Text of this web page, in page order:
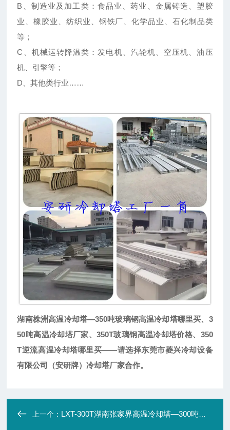
B、制造业及加工类：食品业、药业、金属铸造、塑胶
业、橡胶业、纺织业、钢铁厂、化学品业、石化制品类
等；
C、机械运转降温类：发电机、汽轮机、空压机、油压
机、引擎等；
D、其他类行业……
湖南株洲高温冷却塔—350吨玻璃钢高温冷却塔哪里买、3
50吨高温冷却塔厂家、350T玻璃钢高温冷却塔价格、350
T逆流高温冷却塔哪里买——请选择东莞市菱兴冷却设备
有限公司（安研牌）冷却塔厂家合作。
上一个： LXT-300T湖南张家界高温冷却塔—300吨玻璃钢高温冷却塔哪里买